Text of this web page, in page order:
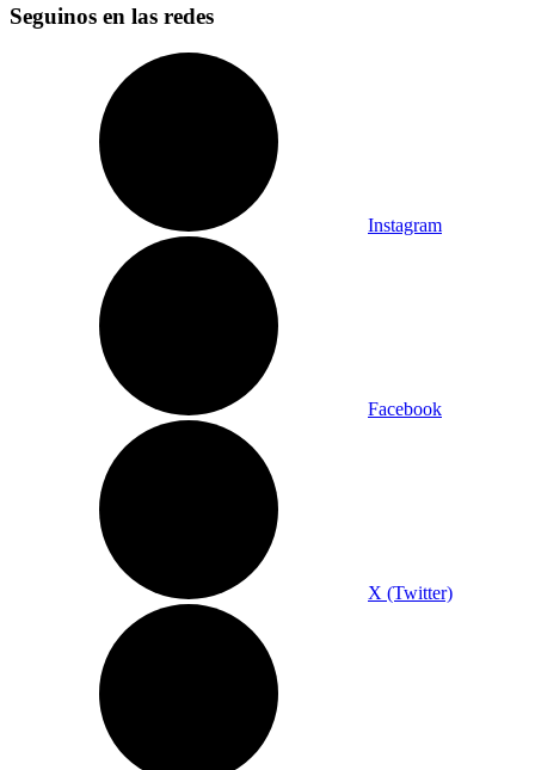
Seguinos en las redes
Instagram
Facebook
X (Twitter)